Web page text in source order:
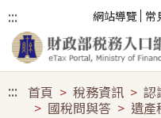
::: 網站導覽 常
::: 首頁 稅務資訊 認
國稅問與答
遺產